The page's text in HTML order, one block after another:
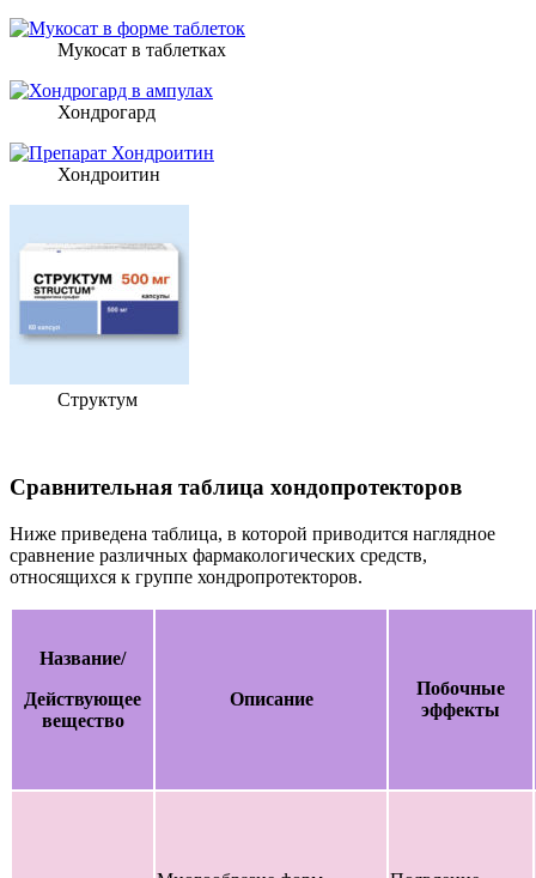
Мукосат в таблетках
Хондрогард
Хондроитин
Структум
Сравнительная таблица хондопротекторов
Ниже приведена таблица, в которой приводится наглядное
сравнение различных фармакологических средств,
относящихся к группе хондропротекторов.
Название/
Действующее
вещество
Описание
Побочные
эффекты